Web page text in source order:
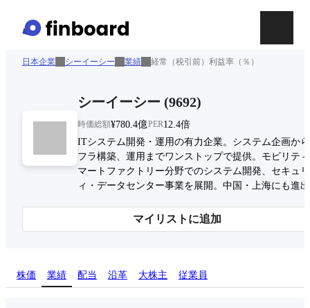
日本企業 シーイーシー 業績 経常（税引前）利益率（％）
シーイーシー (9692)
時価総額¥780.4億PER12.4倍
ITシステム開発・運用の有力企業。システム企画か
フラ構築、運用までワンストップで提供。モビリテ
マートファクトリー分野でのシステム開発、セキュ
ィ・データセンター事業を展開。中国・上海にも進
マイリストに追加
株価 業績 配当 沿革 大株主 従業員